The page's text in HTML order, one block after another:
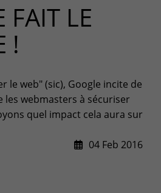
area reserved for customers:
requests
FAIT LE
!
le web" (sic), Google incite de
les webmasters à sécuriser
quel impact cela aura sur
04 Feb 2016